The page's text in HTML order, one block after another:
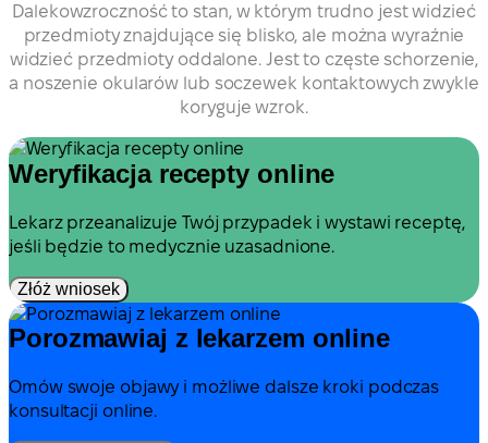
Dalekowzroczność to stan, w którym trudno jest widzieć
przedmioty znajdujące się blisko, ale można wyraźnie
widzieć przedmioty oddalone. Jest to częste schorzenie,
a noszenie okularów lub soczewek kontaktowych zwykle
koryguje wzrok.
Weryfikacja recepty online
Lekarz przeanalizuje Twój przypadek i wystawi receptę,
jeśli będzie to medycznie uzasadnione.
Złóż wniosek
Porozmawiaj z lekarzem online
Omów swoje objawy i możliwe dalsze kroki podczas
konsultacji online.